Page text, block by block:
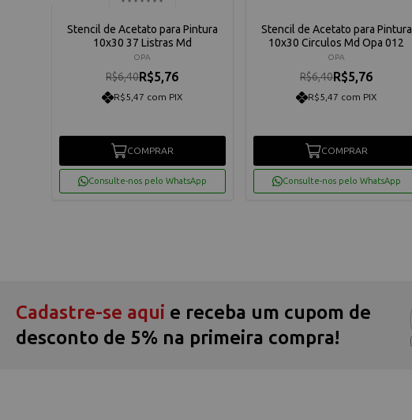
Stencil de Acetato para Pintura
10x30 37 Listras Md
OPA
R$6,40R$5,76
R$5,47 com PIX
COMPRAR
Consulte-nos pelo WhatsApp
Stencil de Acetato para Pintura
10x30 Circulos Md Opa 012
OPA
R$6,40R$5,76
R$5,47 com PIX
COMPRAR
Consulte-nos pelo WhatsApp
Cadastre-se aqui e receba um cupom de
desconto de 5% na primeira compra!